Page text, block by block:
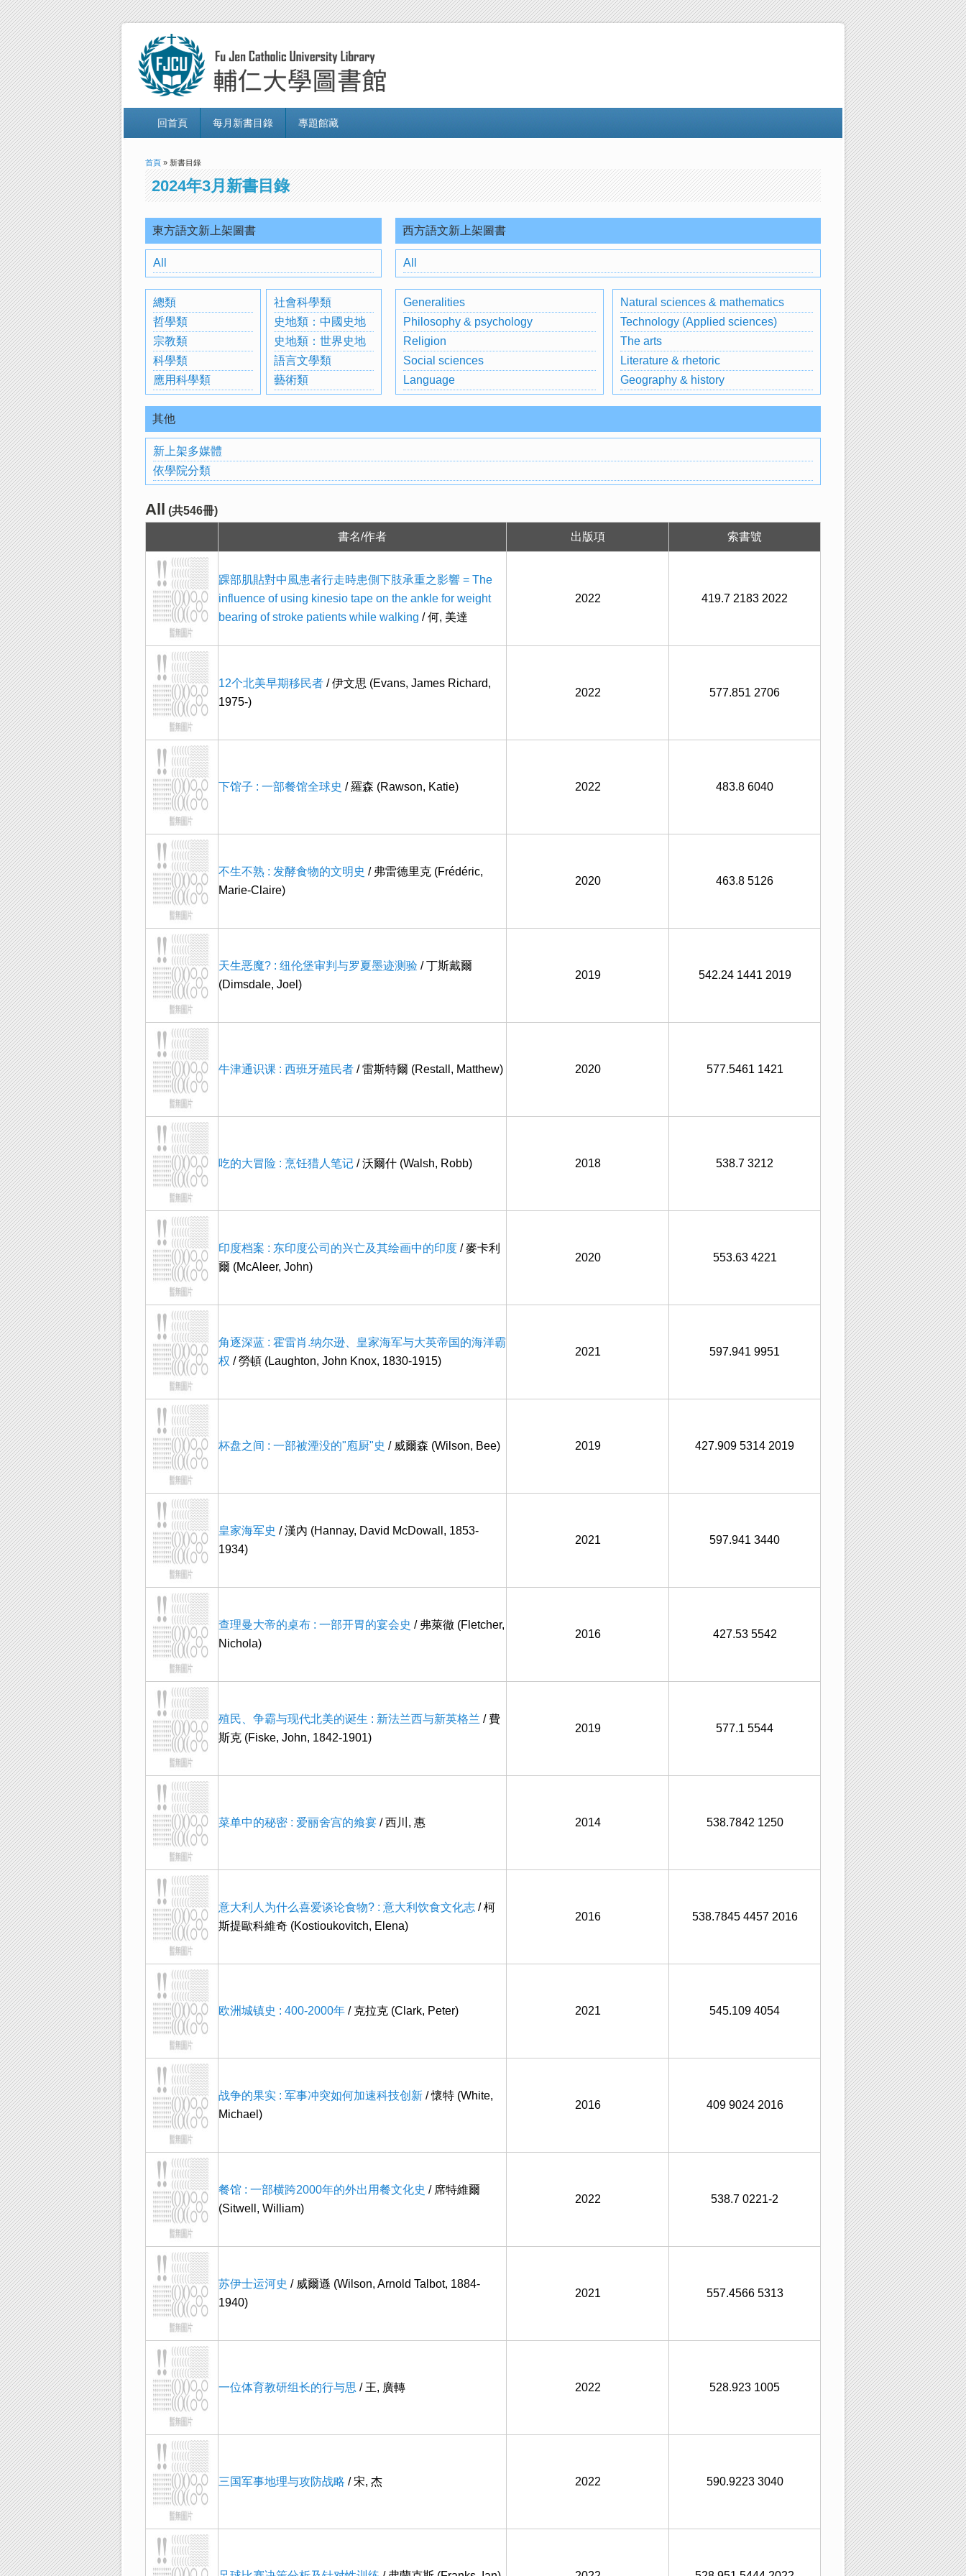
回首頁 每月新書目錄 專題館藏
首頁 » 新書目錄
2024年3月新書目錄
東方語文新上架圖書
All
總類
哲學類
宗教類
科學類
應用科學類
社會科學類
史地類：中國史地
史地類：世界史地
語言文學類
藝術類
西方語文新上架圖書
All
Generalities
Philosophy & psychology
Religion
Social sciences
Language
Natural sciences & mathematics
Technology (Applied sciences)
The arts
Literature & rhetoric
Geography & history
其他
新上架多媒體
依學院分類
All (共546冊)
書名/作者 出版項 索書號
踝部肌貼對中風患者行走時患側下肢承重之影響 = The
influence of using kinesio tape on the ankle for weight
bearing of stroke patients while walking / 何, 美達
2022 419.7 2183 2022
12个北美早期移民者 / 伊文思 (Evans, James Richard,
1975-)
2022 577.851 2706
下馆子 : 一部餐馆全球史 / 羅森 (Rawson, Katie) 2022 483.8 6040
不生不熟 : 发酵食物的文明史 / 弗雷德里克 (Frédéric,
Marie-Claire)
2020 463.8 5126
天生恶魔? : 纽伦堡审判与罗夏墨迹测验 / 丁斯戴爾
(Dimsdale, Joel)
2019 542.24 1441 2019
牛津通识课 : 西班牙殖民者 / 雷斯特爾 (Restall, Matthew) 2020 577.5461 1421
吃的大冒险 : 烹饪猎人笔记 / 沃爾什 (Walsh, Robb) 2018 538.7 3212
印度档案 : 东印度公司的兴亡及其绘画中的印度 / 麥卡利
爾 (McAleer, John)
2020 553.63 4221
角逐深蓝 : 霍雷肖.纳尔逊、皇家海军与大英帝国的海洋霸
权 / 勞頓 (Laughton, John Knox, 1830-1915)
2021 597.941 9951
杯盘之间 : 一部被湮没的"庖厨"史 / 威爾森 (Wilson, Bee) 2019 427.909 5314 2019
皇家海军史 / 漢內 (Hannay, David McDowall, 1853-
1934)
2021 597.941 3440
查理曼大帝的桌布 : 一部开胃的宴会史 / 弗萊徹 (Fletcher,
Nichola)
2016 427.53 5542
殖民、争霸与现代北美的诞生 : 新法兰西与新英格兰 / 費
斯克 (Fiske, John, 1842-1901)
2019 577.1 5544
菜单中的秘密 : 爱丽舍宫的飨宴 / 西川, 惠 2014 538.7842 1250
意大利人为什么喜爱谈论食物? : 意大利饮食文化志 / 柯
斯提歐科維奇 (Kostioukovitch, Elena)
2016 538.7845 4457 2016
欧洲城镇史 : 400-2000年 / 克拉克 (Clark, Peter) 2021 545.109 4054
战争的果实 : 军事冲突如何加速科技创新 / 懷特 (White,
Michael)
2016 409 9024 2016
餐馆 : 一部横跨2000年的外出用餐文化史 / 席特維爾
(Sitwell, William)
2022 538.7 0221-2
苏伊士运河史 / 威爾遜 (Wilson, Arnold Talbot, 1884-
1940)
2021 557.4566 5313
一位体育教研组长的行与思 / 王, 廣轉 2022 528.923 1005
三国军事地理与攻防战略 / 宋, 杰 2022 590.9223 3040